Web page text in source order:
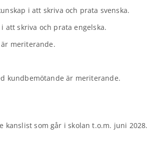
i att skriva och prata svenska.
att skriva och prata engelska.
meriterande.
kundbemötande är meriterande.
kanslist som går i skolan t.o.m. juni